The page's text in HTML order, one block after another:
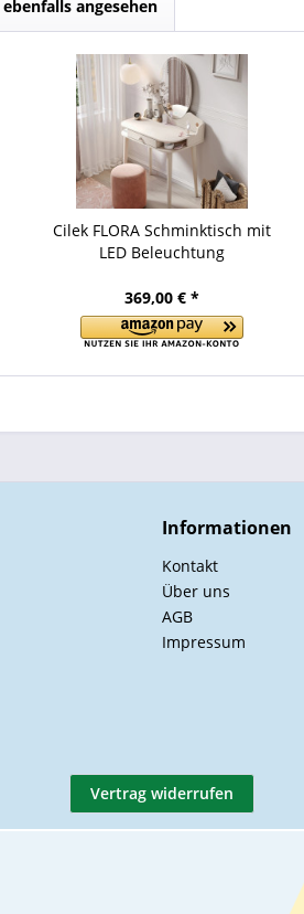
angesehen
Cilek FLORA Schminktisch mit
LED Beleuchtung
369,00 € *
Informationen
Kontakt
Über uns
AGB
Impressum
Vertrag widerrufen